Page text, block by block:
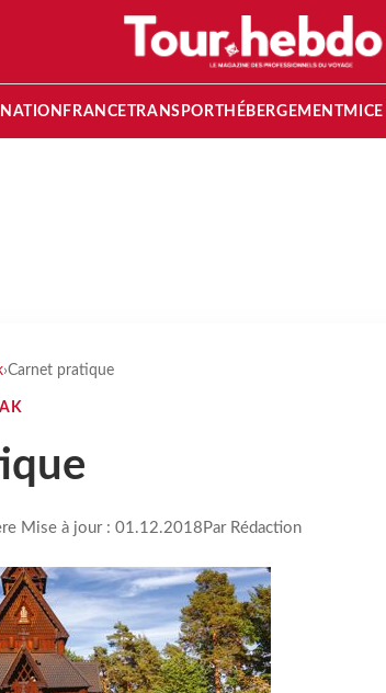
FRANCETRANSPORT HÉBERGEMENTMICE
›Carnet pratique
Mise à jour : 01.12.2018Par Rédaction